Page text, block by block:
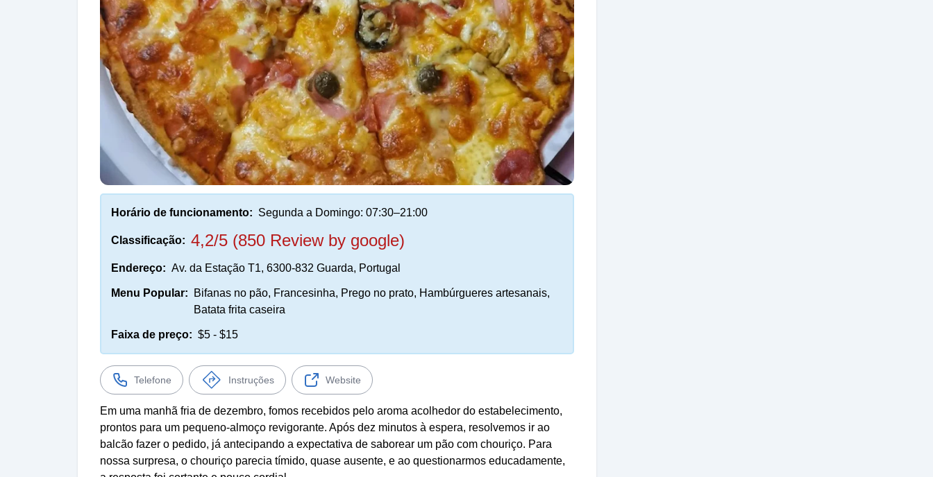
Horário de funcionamento: Segunda a Domingo: 07:30–21:00
Classificação: 4,2/5 (850 Review by google)
Endereço: Av. da Estação T1, 6300-832 Guarda, Portugal
Menu Popular:
Bifanas no pão, Francesinha, Prego no prato, Hambúrgueres artesanais,
Batata frita caseira
Faixa de preço: $5 - $15
Telefone Instruções Website
Em uma manhã fria de dezembro, fomos recebidos pelo aroma acolhedor do estabelecimento,
prontos para um pequeno-almoço revigorante. Após dez minutos à espera, resolvemos ir ao
balcão fazer o pedido, já antecipando a expectativa de saborear um pão com chouriço. Para
nossa surpresa, o chouriço parecia tímido, quase ausente, e ao questionarmos educadamente,